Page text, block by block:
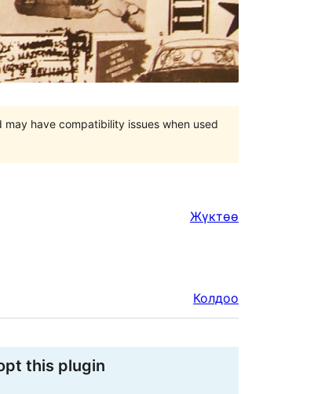
have compatibility issues when used
Жүктөө
Колдоо
this plugin